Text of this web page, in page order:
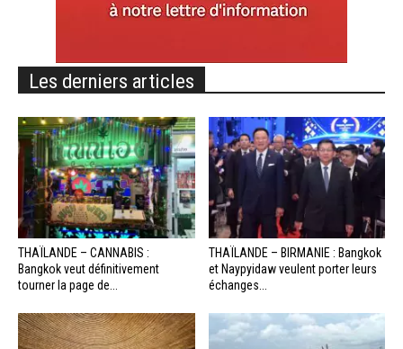
Les derniers articles
THAÏLANDE – CANNABIS :
Bangkok veut définitivement
tourner la page de...
THAÏLANDE – BIRMANIE : Bangkok
et Naypyidaw veulent porter leurs
échanges...